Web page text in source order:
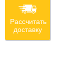
Рассчитать
доставку